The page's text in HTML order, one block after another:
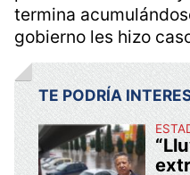
La mujer asegura
décadas ella y otros
instalación de una
donde ocurrió la
cadatemporada de
por Antonio Ancona
termina